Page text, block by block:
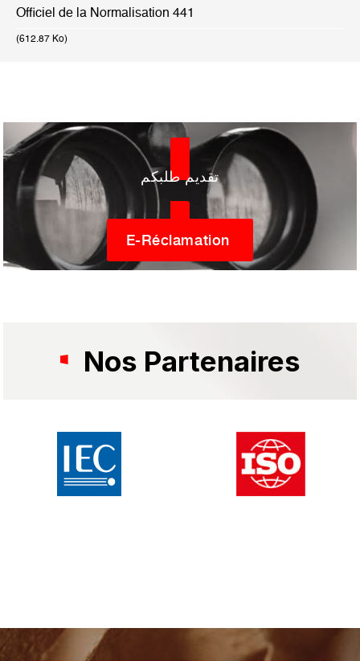
Officiel de la Normalisation 441
(612.87 Ko)
تقديم طلبكم
E-Réclamation
Nos Partenaires